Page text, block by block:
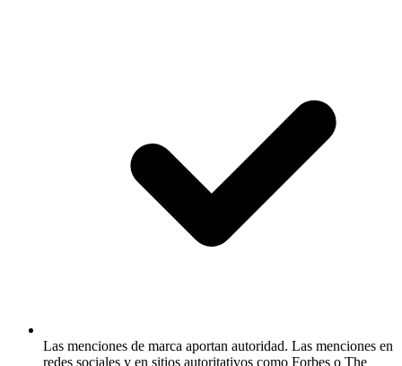
Las menciones de marca aportan autoridad. Las menciones en
redes sociales y en sitios autoritativos como Forbes o The